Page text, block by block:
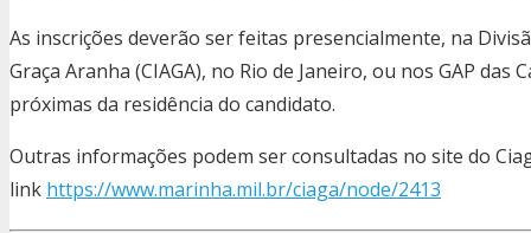
As inscrições deverão ser feitas presencialmente, na
Graça Aranha (CIAGA), no Rio de Janeiro, ou nos GAP das
próximas da residência do candidato.
Outras informações podem ser consultadas no site do
link https://www.marinha.mil.br/ciaga/node/2413